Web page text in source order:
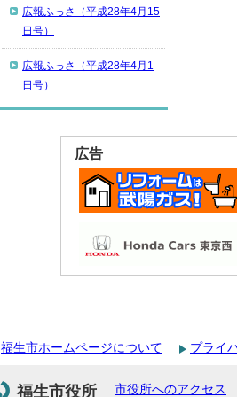
広報ふっさ（平成28年4月15
日号）
広報ふっさ（平成28年4月1
日号）
広告
福生市ホームページについて プライ
福生市役所 市役所へのアクセス